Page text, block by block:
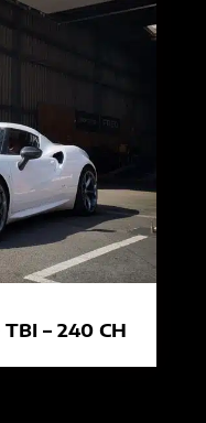
TBI – 240 CH